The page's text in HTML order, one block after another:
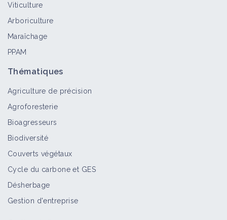
Viticulture
Arboriculture
Maraîchage
PPAM
Thématiques
Agriculture de précision
Agroforesterie
Bioagresseurs
Biodiversité
Couverts végétaux
Cycle du carbone et GES
Désherbage
Gestion d'entreprise